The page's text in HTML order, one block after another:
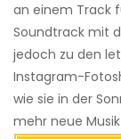
an einem Track
Soundtrack mit
jedoch zu den
Instagram-
wie sie in der
mehr neue